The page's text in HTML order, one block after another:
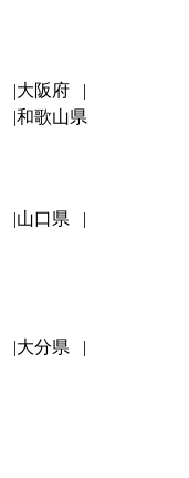
大阪府
和歌山県
山口県
大分県